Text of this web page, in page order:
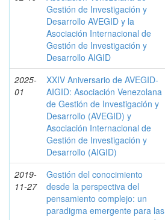
Gestión de Investigación y
Desarrollo AVEGID y la
Asociación Internacional de
Gestión de Investigación y
Desarrollo AIGID
2025-
01
XXIV Aniversario de AVEGID-
AIGID: Asociación Venezolana
de Gestión de Investigación y
Desarrollo (AVEGID) y
Asociación Internacional de
Gestión de Investigación y
Desarrollo (AIGID)
2019-
11-27
Gestión del conocimiento
desde la perspectiva del
pensamiento complejo: un
paradigma emergente para las